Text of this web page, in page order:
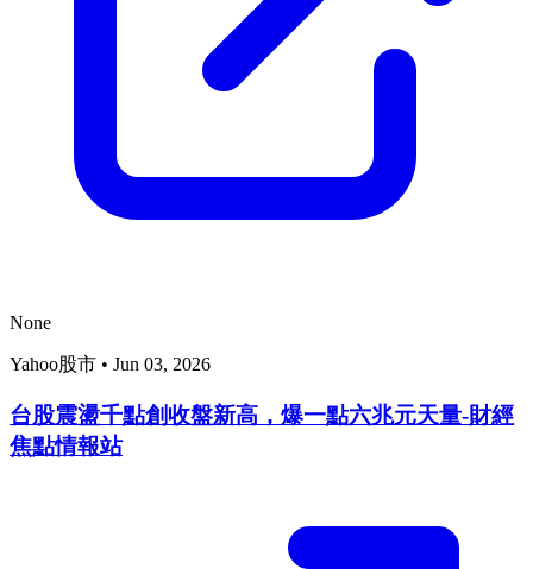
None
Yahoo股市 • Jun 03, 2026
台股震盪千點創收盤新高，爆一點六兆元天量-財經
焦點情報站